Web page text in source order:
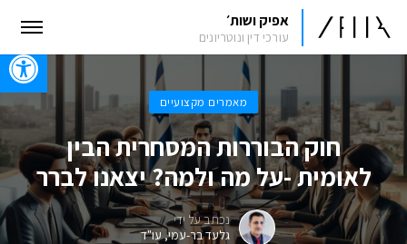
אפיק ושות׳
עורכי דין ונוטריונים
מאמרים מקצועיים
חוק הבוררות המסחרית הבין
לאומית -על מה ולמה? יצאנו לברר
נכתב על ידי
גלעד בר-עמי, עו"ד